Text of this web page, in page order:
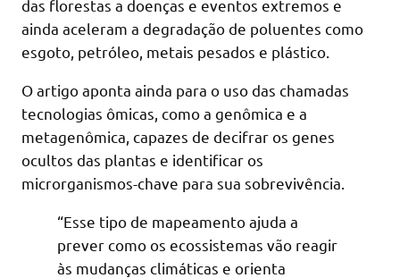
das florestas a doenças e eventos extremos e
ainda aceleram a degradação de poluentes como
esgoto, petróleo, metais pesados e plástico.
O artigo aponta ainda para o uso das chamadas
tecnologias ômicas, como a genômica e a
metagenômica, capazes de decifrar os genes
ocultos das plantas e identificar os
microrganismos-chave para sua sobrevivência.
“Esse tipo de mapeamento ajuda a
prever como os ecossistemas vão reagir
às mudanças climáticas e orienta